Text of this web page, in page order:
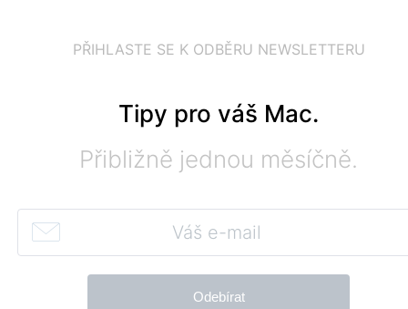
PŘIHLASTE SE K ODBĚRU NEWSLETTERU
Tipy pro váš Mac.
Přibližně jednou měsíčně.
Odebírat